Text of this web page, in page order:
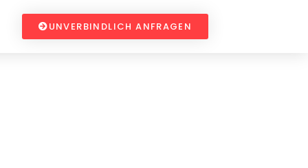
UNVERBINDLICH ANFRAGEN